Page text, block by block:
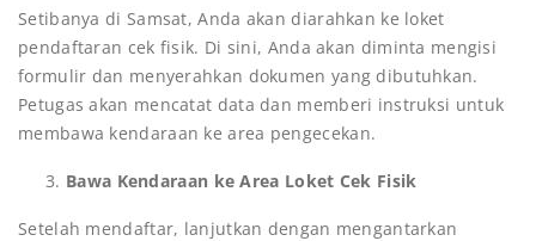
Setibanya di Samsat, Anda akan diarahkan ke loket
pendaftaran cek fisik. Di sini, Anda akan diminta mengisi
formulir dan menyerahkan dokumen yang dibutuhkan.
Petugas akan mencatat data dan memberi instruksi untuk
membawa kendaraan ke area pengecekan.
Bawa Kendaraan ke Area Loket Cek Fisik
Setelah mendaftar, lanjutkan dengan mengantarkan